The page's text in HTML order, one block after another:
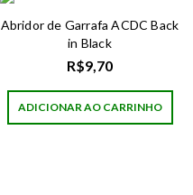
Abridor de Garrafa ACDC Back
in Black
R$9,70
ADICIONAR AO CARRINHO